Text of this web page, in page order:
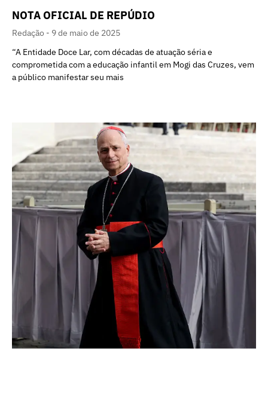
NOTA OFICIAL DE REPÚDIO
Redação
9 de maio de 2025
“A Entidade Doce Lar, com décadas de atuação séria e
comprometida com a educação infantil em Mogi das Cruzes, vem
a público manifestar seu mais